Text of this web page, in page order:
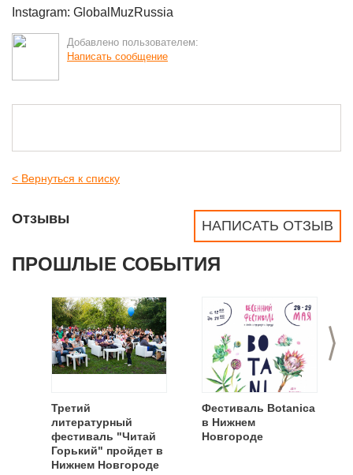
Instagram: GlobalMuzRussia
Добавлено пользователем:
Написать сообщение
< Вернуться к списку
НАПИСАТЬ ОТЗЫВ
Отзывы
ПРОШЛЫЕ СОБЫТИЯ
>
Третий
литературный
фестиваль "Читай
Горький" пройдет в
Нижнем Новгороде
Фестиваль Botanica
в Нижнем
Новгороде